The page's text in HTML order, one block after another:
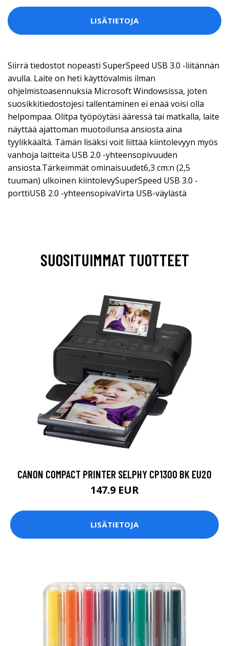
LISÄTIETOJA
Siirrä tiedostot nopeasti SuperSpeed USB 3.0 -liitännän
avulla. Laite on heti käyttövalmis ilman
ohjelmistoasennuksia Microsoft Windowsissa, joten
suosikkitiedostojesi tallentaminen ei enää voisi olla
helpompaa. Olitpa työpöytäsi ääressä tai matkalla, laite
näyttää ajattoman muotoilunsa ansiosta aina
tyylikkäältä. Tämän lisäksi voit liittää kiintolevyyn myös
vanhoja laitteita USB 2.0 -yhteensopivuuden
ansiosta.Tärkeimmät ominaisuudet6,3 cm:n (2,5
tuuman) ulkoinen kiintolevySuperSpeed USB 3.0 -
porttiUSB 2.0 -yhteensopivaVirta USB-väylästä
SUOSITUIMMAT TUOTTEET
CANON COMPACT PRINTER SELPHY CP1300 BK EU20
147.9 EUR
LISÄTIETOJA